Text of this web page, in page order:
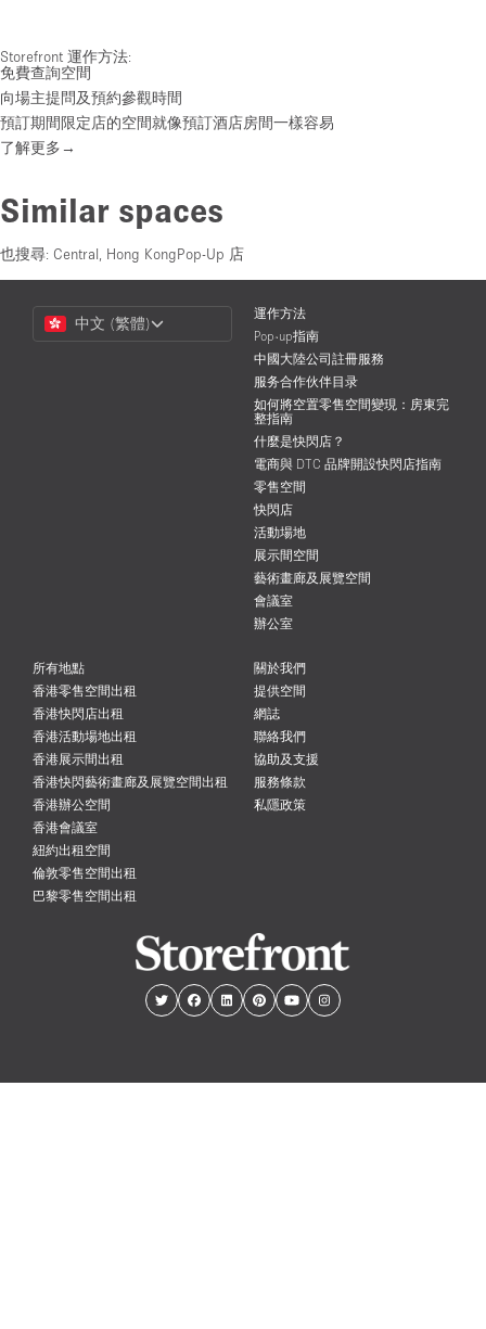
Storefront 運作方法:
免費查詢空間
向場主提問及預約參觀時間
預訂期間限定店的空間就像預訂酒店房間一樣容易
了解更多→
Similar spaces
也搜尋: Central, Hong KongPop-Up 店
Choose
Language
中文 (繁體)
運作方法
Pop-up指南
中國大陸公司註冊服務
服务合作伙伴目录
如何將空置零售空間變現：房東完
整指南
什麼是快閃店？
電商與 DTC 品牌開設快閃店指南
零售空間
快閃店
活動場地
展示間空間
藝術畫廊及展覽空間
會議室
辦公室
所有地點
香港零售空間出租
香港快閃店出租
香港活動場地出租
香港展示間出租
香港快閃藝術畫廊及展覽空間出租
香港辦公空間
香港會議室
紐約出租空間
倫敦零售空間出租
巴黎零售空間出租
關於我們
提供空間
網誌
聯絡我們
協助及支援
服務條款
私隱政策